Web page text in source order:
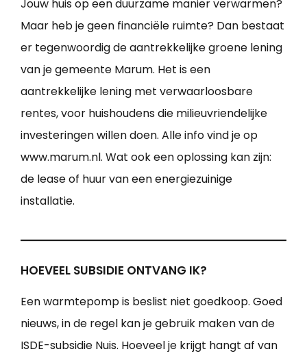
Jouw huis op een duurzame manier verwarmen?
Maar heb je geen financiële ruimte? Dan bestaat
er tegenwoordig de aantrekkelijke groene lening
van je gemeente Marum. Het is een
aantrekkelijke lening met verwaarloosbare
rentes, voor huishoudens die milieuvriendelijke
investeringen willen doen. Alle info vind je op
www.marum.nl. Wat ook een oplossing kan zijn:
de lease of huur van een energiezuinige
installatie.
HOEVEEL SUBSIDIE ONTVANG IK?
Een warmtepomp is beslist niet goedkoop. Goed
nieuws, in de regel kan je gebruik maken van de
ISDE-subsidie Nuis. Hoeveel je krijgt hangt af van